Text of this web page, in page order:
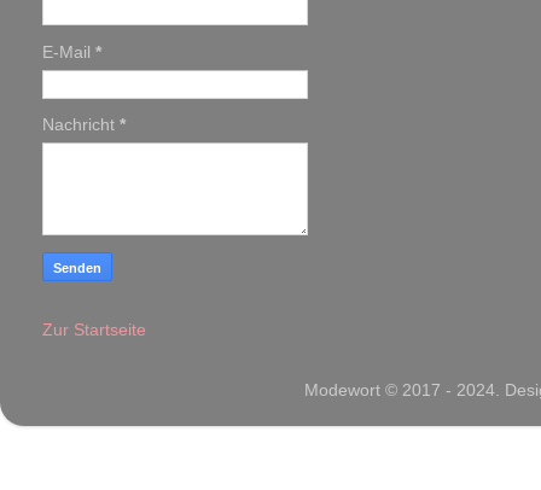
E-Mail *
Nachricht *
Zur Startseite
Modewort © 2017 - 2024.